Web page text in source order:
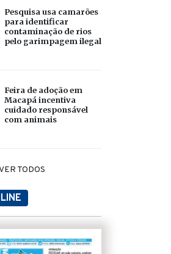
Pesquisa usa camarões
para identificar
contaminação de rios
pelo garimpagem ilegal
Feira de adoção em
Macapá incentiva
cuidado responsável
com animais
TODOS